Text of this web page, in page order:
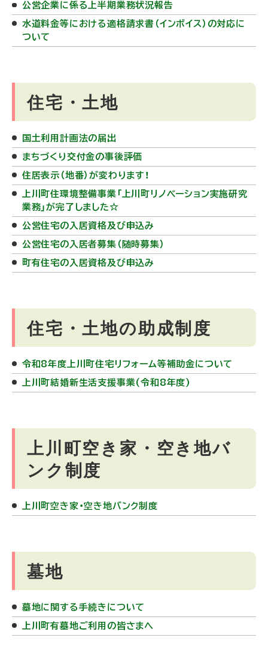
公営企業に係る上半期業務状況報告
水道料金等における適格請求書（インボイス）の対応に
ついて
住宅・土地
国土利用計画法の届出
まちづくり交付金の事後評価
住居表示（地番）が変わります！
上川町住環境整備事業「上川町リノベーション実施研究
業務」が完了しました☆
公営住宅の入居資格及び申込み
公営住宅の入居者募集（随時募集）
町有住宅の入居資格及び申込み
住宅・土地の助成制度
令和8年度上川町住宅リフォーム等補助金について
上川町結婚新生活支援事業(令和8年度)
上川町空き家・空き地バ
ンク制度
上川町空き家・空き地バンク制度
墓地
墓地に関する手続きについて
上川町有墓地ご利用の皆さまへ